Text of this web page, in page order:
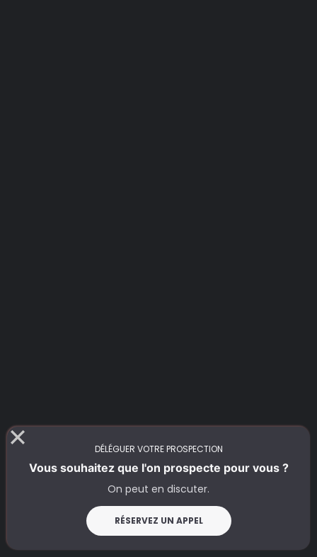
DÉLÉGUER VOTRE PROSPECTION
Vous souhaitez que l'on prospecte pour vous ?
On peut en discuter.
RÉSERVEZ UN APPEL